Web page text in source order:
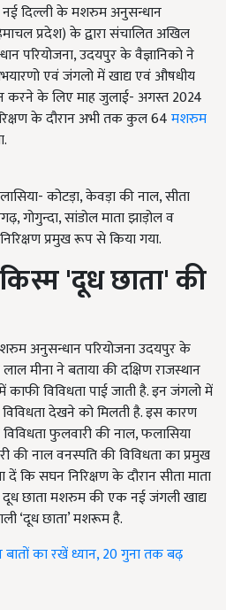
नई दिल्ली के मशरुम अनुसन्धान
प्रदेश) के द्वारा संचालित अखिल
परियोजना, उदयपुर के वैज्ञानिको ने
एवं जंगलो में खाद्य एवं औषधीय
करने के लिए माह जुलाई- अगस्त 2024
के दौरान अभी तक कुल 64मशरुम
कोटड़ा, केवड़ा की नाल, सीता
गोगुन्दा, सांडोल माता झाड़ोल व
प्रमुख रूप से किया गया.
'दूध छाता'की
अनुसन्धान परियोजना उदयपुर के
मीना ने बताया की दक्षिण राजस्थान
विविधता पाई जाती है. इन जंगलो में
देखने को मिलती है. इस कारण
फुलवारी की नाल, फलासिया
की नाल वनस्पति की विविधता का प्रमुख
दें कि सघन निरिक्षण के दौरान सीता माता
दूध छाता मशरुम की एक नई जंगली खाद्य
‘दूध छाता’ मशरूम है.
का रखें ध्यान, 20 गुना तक बढ़